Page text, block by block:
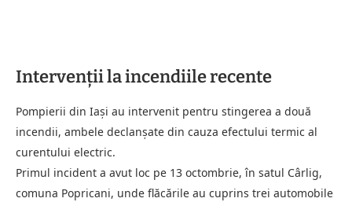
Intervenții la incendiile recente
Pompierii din Iași au intervenit pentru stingerea a două
incendii, ambele declanșate din cauza efectului termic al
curentului electric.
Primul incident a avut loc pe 13 octombrie, în satul Cârlig,
comuna Popricani, unde flăcările au cuprins trei automobile